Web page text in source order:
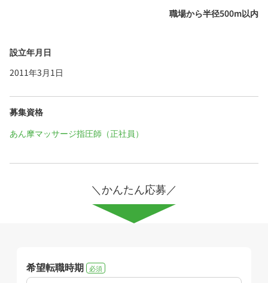
職場から半径500m以内
設立年月日
2011年3月1日
募集資格
あん摩マッサージ指圧師（正社員）
＼かんたん応募／
希望転職時期 必須